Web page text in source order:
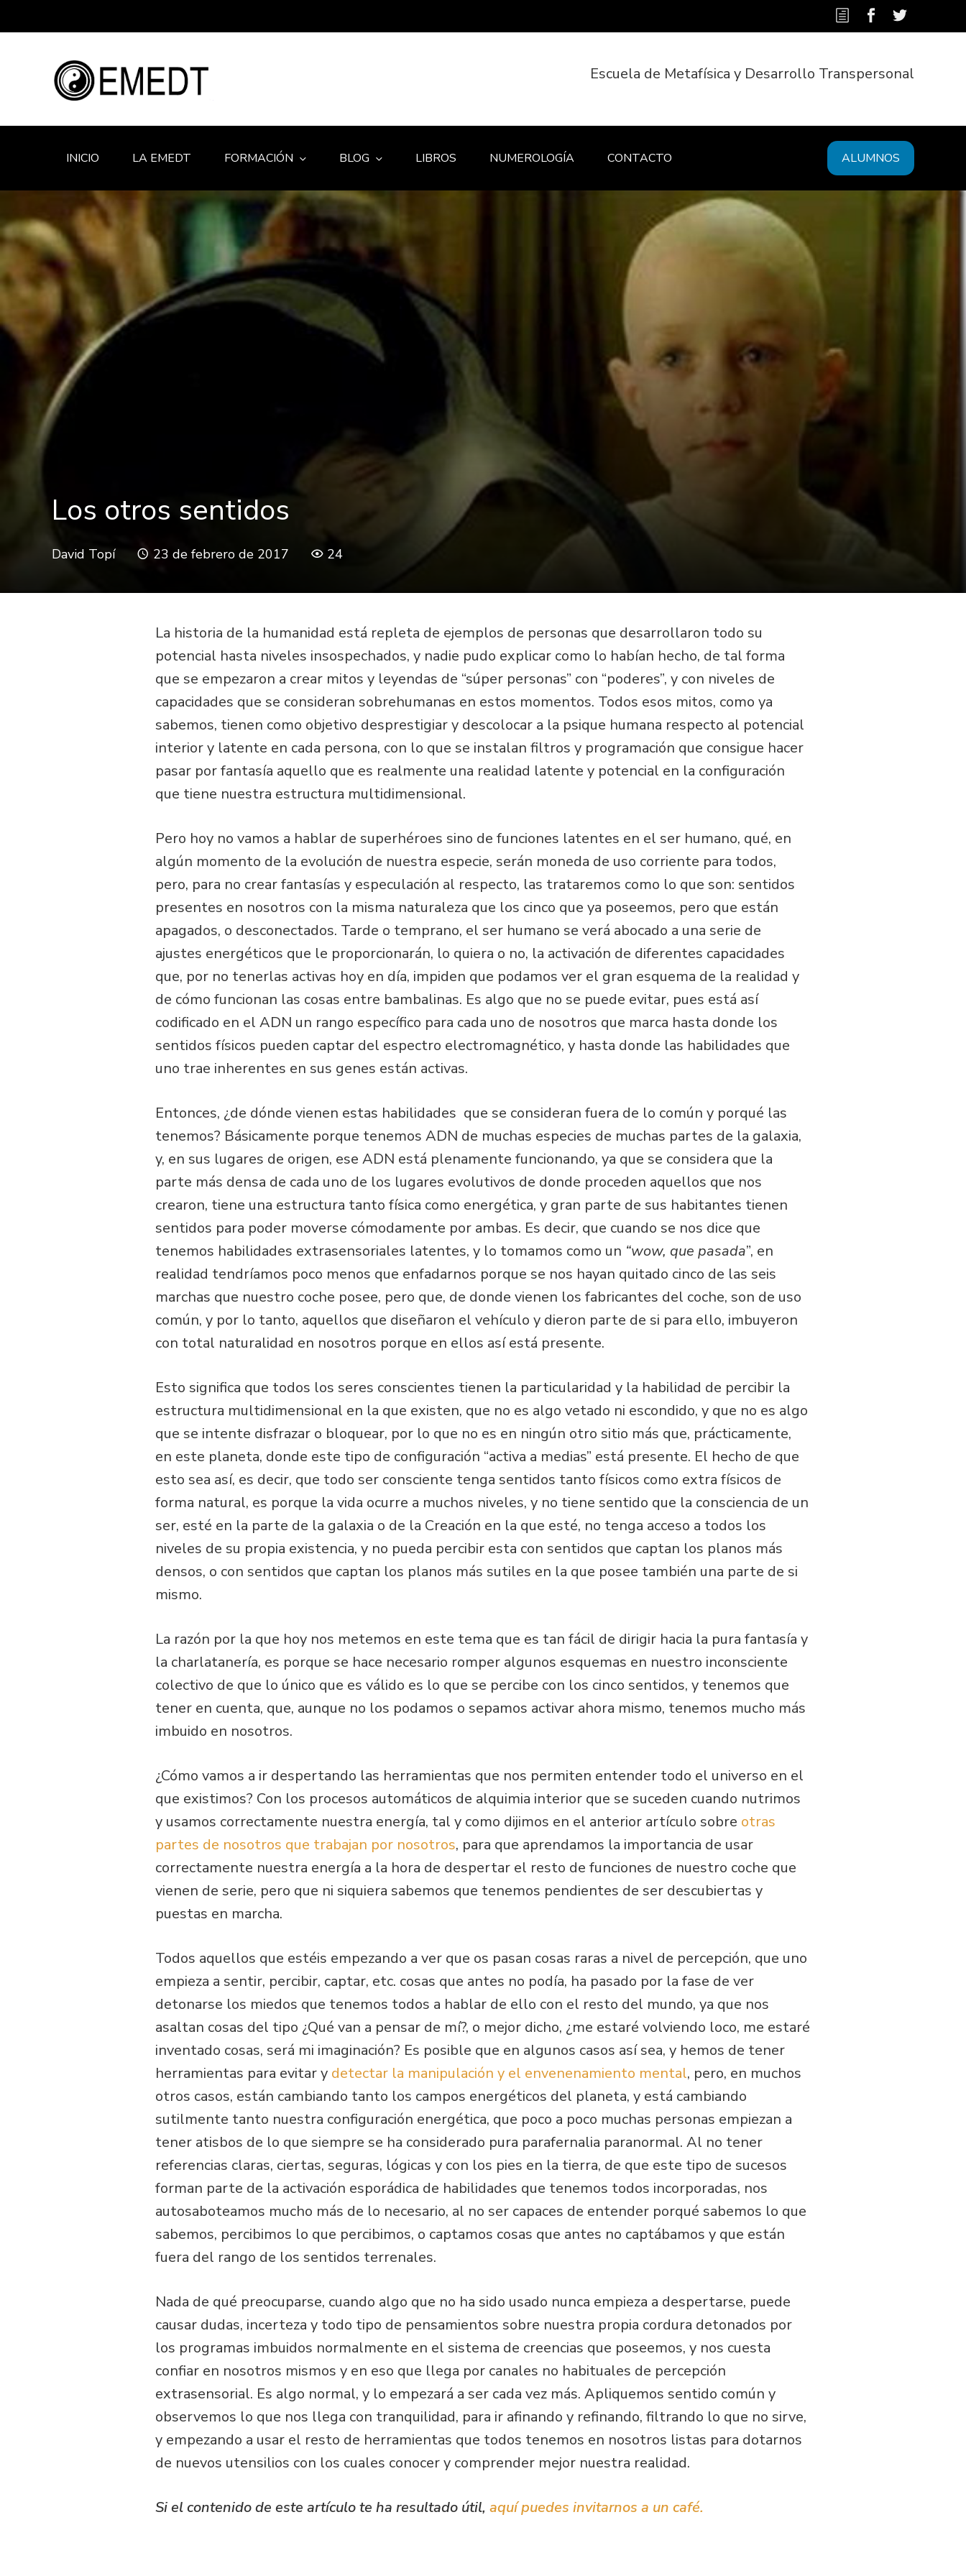
Escuela de Metafísica y Desarrollo Transpersonal
INICIO LA EMEDT FORMACIÓN BLOG LIBROS NUMEROLOGÍA CONTACTO ALUMNOS
Los otros sentidos
David Topí 23 de febrero de 2017 24
La historia de la humanidad está repleta de ejemplos de personas que desarrollaron todo su
potencial hasta niveles insospechados, y nadie pudo explicar como lo habían hecho, de tal forma
que se empezaron a crear mitos y leyendas de “súper personas” con “poderes”, y con niveles de
capacidades que se consideran sobrehumanas en estos momentos. Todos esos mitos, como ya
sabemos, tienen como objetivo desprestigiar y descolocar a la psique humana respecto al potencial
interior y latente en cada persona, con lo que se instalan filtros y programación que consigue hacer
pasar por fantasía aquello que es realmente una realidad latente y potencial en la configuración
que tiene nuestra estructura multidimensional.
Pero hoy no vamos a hablar de superhéroes sino de funciones latentes en el ser humano, qué, en
algún momento de la evolución de nuestra especie, serán moneda de uso corriente para todos,
pero, para no crear fantasías y especulación al respecto, las trataremos como lo que son: sentidos
presentes en nosotros con la misma naturaleza que los cinco que ya poseemos, pero que están
apagados, o desconectados. Tarde o temprano, el ser humano se verá abocado a una serie de
ajustes energéticos que le proporcionarán, lo quiera o no, la activación de diferentes capacidades
que, por no tenerlas activas hoy en día, impiden que podamos ver el gran esquema de la realidad y
de cómo funcionan las cosas entre bambalinas. Es algo que no se puede evitar, pues está así
codificado en el ADN un rango específico para cada uno de nosotros que marca hasta donde los
sentidos físicos pueden captar del espectro electromagnético, y hasta donde las habilidades que
uno trae inherentes en sus genes están activas.
Entonces, ¿de dónde vienen estas habilidades que se consideran fuera de lo común y porqué las
tenemos? Básicamente porque tenemos ADN de muchas especies de muchas partes de la galaxia,
y, en sus lugares de origen, ese ADN está plenamente funcionando, ya que se considera que la
parte más densa de cada uno de los lugares evolutivos de donde proceden aquellos que nos
crearon, tiene una estructura tanto física como energética, y gran parte de sus habitantes tienen
sentidos para poder moverse cómodamente por ambas. Es decir, que cuando se nos dice que
tenemos habilidades extrasensoriales latentes, y lo tomamos como un “wow, que pasada”, en
realidad tendríamos poco menos que enfadarnos porque se nos hayan quitado cinco de las seis
marchas que nuestro coche posee, pero que, de donde vienen los fabricantes del coche, son de uso
común, y por lo tanto, aquellos que diseñaron el vehículo y dieron parte de si para ello, imbuyeron
con total naturalidad en nosotros porque en ellos así está presente.
Esto significa que todos los seres conscientes tienen la particularidad y la habilidad de percibir la
estructura multidimensional en la que existen, que no es algo vetado ni escondido, y que no es algo
que se intente disfrazar o bloquear, por lo que no es en ningún otro sitio más que, prácticamente,
en este planeta, donde este tipo de configuración “activa a medias” está presente. El hecho de que
esto sea así, es decir, que todo ser consciente tenga sentidos tanto físicos como extra físicos de
forma natural, es porque la vida ocurre a muchos niveles, y no tiene sentido que la consciencia de un
ser, esté en la parte de la galaxia o de la Creación en la que esté, no tenga acceso a todos los
niveles de su propia existencia, y no pueda percibir esta con sentidos que captan los planos más
densos, o con sentidos que captan los planos más sutiles en la que posee también una parte de si
mismo.
La razón por la que hoy nos metemos en este tema que es tan fácil de dirigir hacia la pura fantasía y
la charlatanería, es porque se hace necesario romper algunos esquemas en nuestro inconsciente
colectivo de que lo único que es válido es lo que se percibe con los cinco sentidos, y tenemos que
tener en cuenta, que, aunque no los podamos o sepamos activar ahora mismo, tenemos mucho más
imbuido en nosotros.
¿Cómo vamos a ir despertando las herramientas que nos permiten entender todo el universo en el
que existimos? Con los procesos automáticos de alquimia interior que se suceden cuando nutrimos
y usamos correctamente nuestra energía, tal y como dijimos en el anterior artículo sobre otras
partes de nosotros que trabajan por nosotros, para que aprendamos la importancia de usar
correctamente nuestra energía a la hora de despertar el resto de funciones de nuestro coche que
vienen de serie, pero que ni siquiera sabemos que tenemos pendientes de ser descubiertas y
puestas en marcha.
Todos aquellos que estéis empezando a ver que os pasan cosas raras a nivel de percepción, que uno
empieza a sentir, percibir, captar, etc. cosas que antes no podía, ha pasado por la fase de ver
detonarse los miedos que tenemos todos a hablar de ello con el resto del mundo, ya que nos
asaltan cosas del tipo ¿Qué van a pensar de mí?, o mejor dicho, ¿me estaré volviendo loco, me estaré
inventado cosas, será mi imaginación? Es posible que en algunos casos así sea, y hemos de tener
herramientas para evitar y detectar la manipulación y el envenenamiento mental, pero, en muchos
otros casos, están cambiando tanto los campos energéticos del planeta, y está cambiando
sutilmente tanto nuestra configuración energética, que poco a poco muchas personas empiezan a
tener atisbos de lo que siempre se ha considerado pura parafernalia paranormal. Al no tener
referencias claras, ciertas, seguras, lógicas y con los pies en la tierra, de que este tipo de sucesos
forman parte de la activación esporádica de habilidades que tenemos todos incorporadas, nos
autosaboteamos mucho más de lo necesario, al no ser capaces de entender porqué sabemos lo que
sabemos, percibimos lo que percibimos, o captamos cosas que antes no captábamos y que están
fuera del rango de los sentidos terrenales.
Nada de qué preocuparse, cuando algo que no ha sido usado nunca empieza a despertarse, puede
causar dudas, incerteza y todo tipo de pensamientos sobre nuestra propia cordura detonados por
los programas imbuidos normalmente en el sistema de creencias que poseemos, y nos cuesta
confiar en nosotros mismos y en eso que llega por canales no habituales de percepción
extrasensorial. Es algo normal, y lo empezará a ser cada vez más. Apliquemos sentido común y
observemos lo que nos llega con tranquilidad, para ir afinando y refinando, filtrando lo que no sirve,
y empezando a usar el resto de herramientas que todos tenemos en nosotros listas para dotarnos
de nuevos utensilios con los cuales conocer y comprender mejor nuestra realidad.
Si el contenido de este artículo te ha resultado útil, aquí puedes invitarnos a un café.